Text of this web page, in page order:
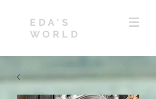
EDA'S
WORLD